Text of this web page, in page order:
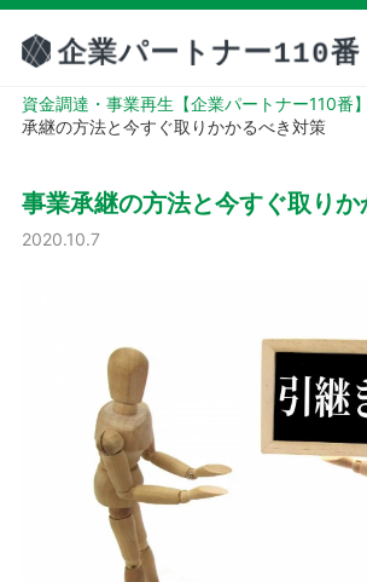
資金調達・事業再生【企業パートナー110番】
承継の方法と今すぐ取りかかるべき対策
事業承継の方法と今すぐ取り
2020.10.7